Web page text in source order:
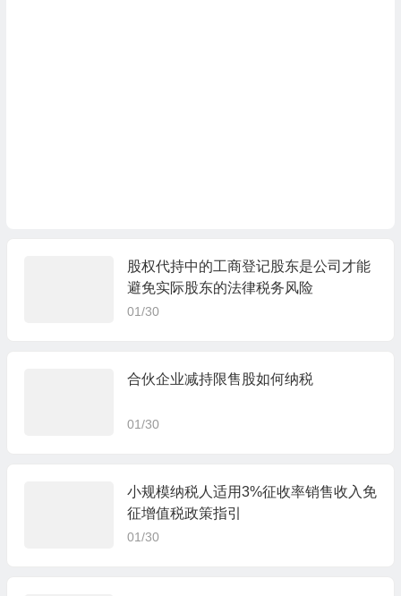
股权代持中的工商登记股东是公司才能
避免实际股东的法律税务风险
01/30
合伙企业减持限售股如何纳税
01/30
小规模纳税人适用3%征收率销售收入免
征增值税政策指引
01/30